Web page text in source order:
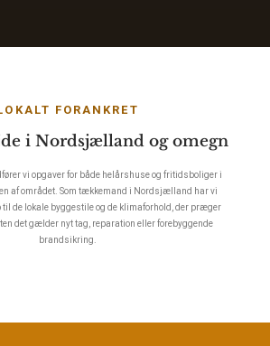
FORANKRET
i Nordsjælland og omegn
vi opgaver for både helårshuse og fritidsboliger i
af området. Som tækkemand i Nordsjælland har vi
til de lokale byggestile og de klimaforhold, der præger
det gælder nyt tag, reparation eller forebyggende
brandsikring.